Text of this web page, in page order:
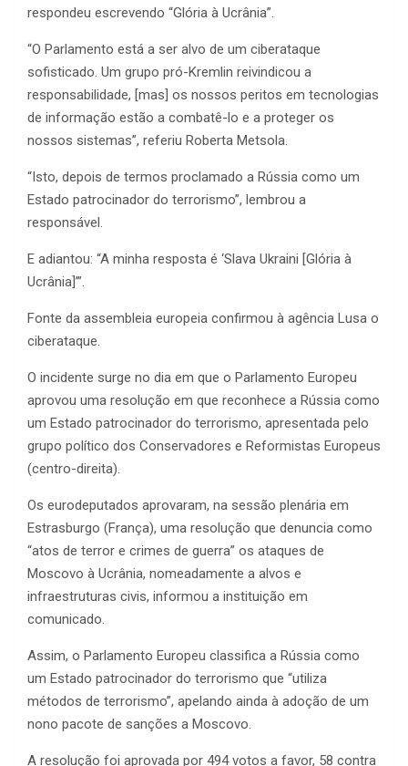
respondeu escrevendo “Glória à Ucrânia”.
“O Parlamento está a ser alvo de um ciberataque
sofisticado. Um grupo pró-Kremlin reivindicou a
responsabilidade, [mas] os nossos peritos em tecnologias
de informação estão a combatê-lo e a proteger os
nossos sistemas”, referiu Roberta Metsola.
“Isto, depois de termos proclamado a Rússia como um
Estado patrocinador do terrorismo”, lembrou a
responsável.
E adiantou: “A minha resposta é ‘Slava Ukraini [Glória à
Ucrânia]’”.
Fonte da assembleia europeia confirmou à agência Lusa o
ciberataque.
O incidente surge no dia em que o Parlamento Europeu
aprovou uma resolução em que reconhece a Rússia como
um Estado patrocinador do terrorismo, apresentada pelo
grupo político dos Conservadores e Reformistas Europeus
(centro-direita).
Os eurodeputados aprovaram, na sessão plenária em
Estrasburgo (França), uma resolução que denuncia como
“atos de terror e crimes de guerra” os ataques de
Moscovo à Ucrânia, nomeadamente a alvos e
infraestruturas civis, informou a instituição em
comunicado.
Assim, o Parlamento Europeu classifica a Rússia como
um Estado patrocinador do terrorismo que “utiliza
métodos de terrorismo”, apelando ainda à adoção de um
nono pacote de sanções a Moscovo.
A resolução foi aprovada por 494 votos a favor, 58 contra